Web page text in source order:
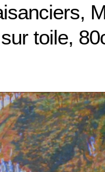
toile,